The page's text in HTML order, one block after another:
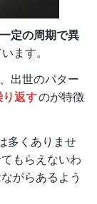
一定の周期で異
ます。
出世のパター
返すのが特徴
多くありませ
もらえないわ
がらあるよう